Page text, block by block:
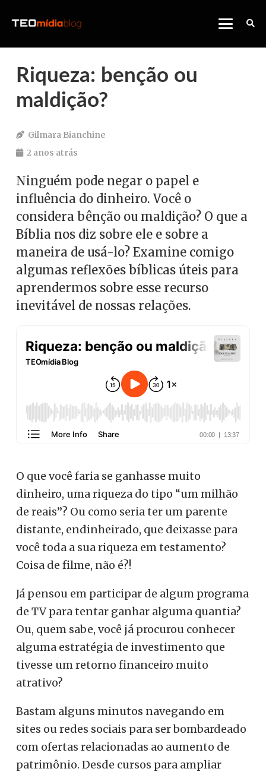
Riqueza: benção ou
maldição?
Gilmara Bianchine
2 anos atrás
Ninguém pode negar o papel e
influência do dinheiro. Você o
considera bênção ou maldição? O que a
Bíblia nos diz sobre ele e sobre a
maneira de usá-lo? Examine comigo
algumas reflexões bíblicas úteis para
aprendermos sobre esse recurso
inevitável de nossas relações.
O que você faria se ganhasse muito
dinheiro, uma riqueza do tipo “um milhão
de reais”? Ou como seria ter um parente
distante, endinheirado, que deixasse para
você toda a sua riqueza em testamento?
Coisa de filme, não é?!
Já pensou em participar de algum programa
de TV para tentar ganhar alguma quantia?
Ou, quem sabe, você já procurou conhecer
alguma estratégia de investimento que
tivesse um retorno financeiro muito
atrativo?
Bastam alguns minutos navegando em
sites ou redes sociais para ser bombardeado
com ofertas relacionadas ao aumento de
patrimônio. Desde cursos para ampliar